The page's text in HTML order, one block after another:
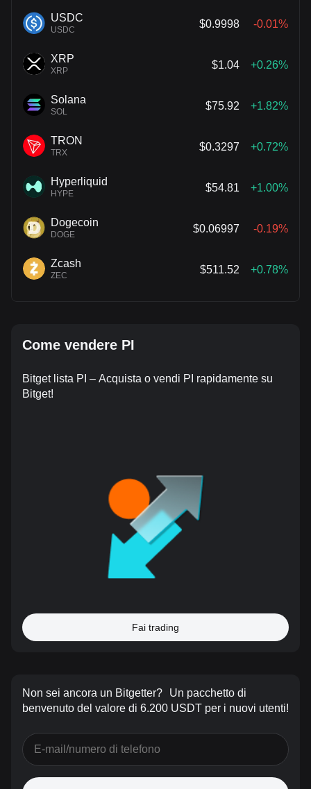
USDC
USDC
$0.9998 -0.01%
XRP
XRP
$1.04 +0.26%
Solana
SOL
$75.92 +1.82%
TRON
TRX
$0.3297 +0.72%
Hyperliquid
HYPE
$54.81 +1.00%
Dogecoin
DOGE
$0.06997 -0.19%
Zcash
ZEC
$511.52 +0.78%
Come vendere PI
Bitget lista PI – Acquista o vendi PI rapidamente su
Bitget!
Fai trading
Non sei ancora un Bitgetter?
Un pacchetto di
benvenuto del valore di 6.200 USDT per i nuovi utenti!